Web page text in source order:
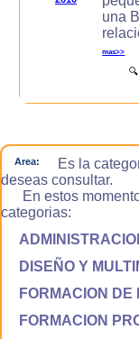
una
mas>>
Area:
Es la
deseas consultar.
En estos
categorias:
DISEÑO Y
FORMACION DE
FORMACION